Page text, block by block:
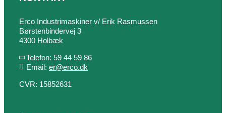
Erco Industrimaskiner v/ Erik Rasmussen
Børstenbindervej 3
4300 Holbæk
Telefon: 59 44 59 86
Email: er@erco.dk
CVR: 15852631